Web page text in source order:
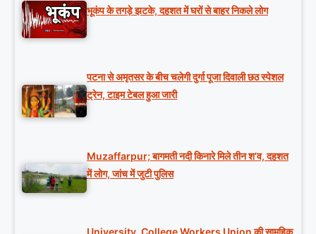
भूकंप के तगड़े झटके, दहशत में घरों से बाहर निकले लोग
पटना से अमृतसर के बीच चलेगी दुर्गा पूजा दिवाली छठ स्पेशल
ट्रेन, टाइम टेबल हुआ जारी
Muzaffarpur; बागमती नदी किनारे मिले तीन श’व, दहशत
में लोग, जांच में जुटी पुलिस